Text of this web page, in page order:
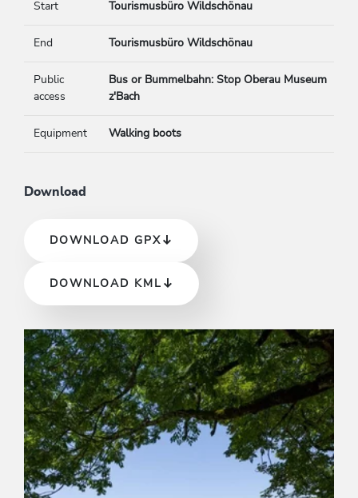
Start Tourismusbüro Wildschönau
End Tourismusbüro Wildschönau
Public
access
Bus or Bummelbahn: Stop Oberau Museum
z'Bach
Equipment Walking boots
Download
DOWNLOAD GPX
DOWNLOAD KML